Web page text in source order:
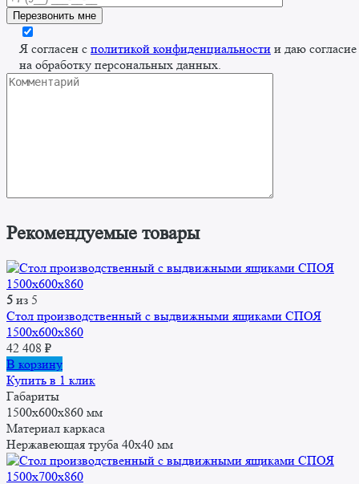
Я согласен с политикой конфиденциальности и даю согласие
на обработку персональных данных.
Рекомендуемые товары
5 из 5
Стол производственный с выдвижными ящиками СПОЯ
1500x600x860
42 408 ₽
В корзину
Купить в 1 клик
Габариты
1500x600x860 мм
Материал каркаса
Нержавеющая труба 40х40 мм